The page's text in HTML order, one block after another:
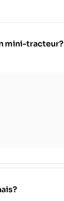
mini-tracteur?